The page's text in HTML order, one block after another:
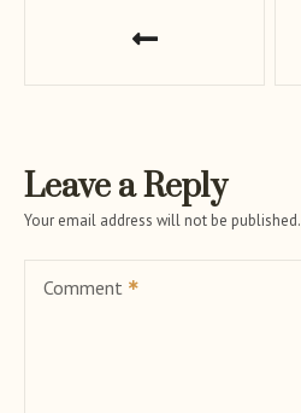
t
n
v
Leave a Reply
Your email address will not be published.
Comment